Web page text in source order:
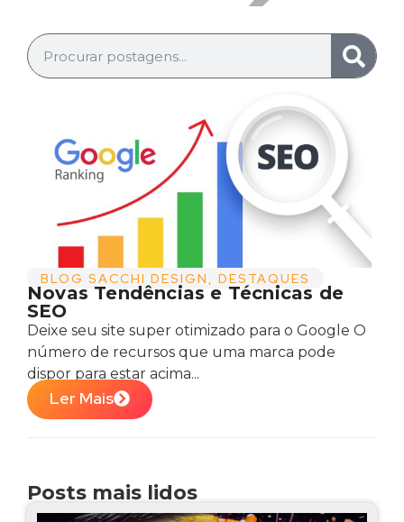
BLOG SACCHI DESIGN , DESTAQUES
Novas Tendências e Técnicas de
SEO
Deixe seu site super otimizado para o Google O
número de recursos que uma marca pode
dispor para estar acima...
Ler Mais
Posts mais lidos